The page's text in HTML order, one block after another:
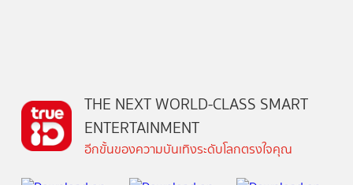
THE NEXT WORLD-CLASS SMART
ENTERTAINMENT
อีกขั้นของความบันเทิงระดับโลกตรงใจคุณ